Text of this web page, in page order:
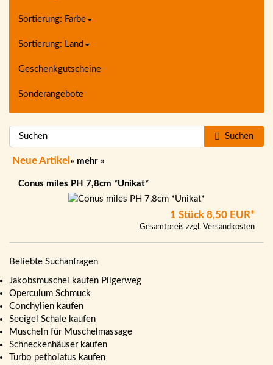
Sortierung: Farbe
Sortierung: Land
Geschenkgutscheine
Sonderangebote
Suchen
Neue Artikel » mehr »
Conus miles PH 7,8cm *Unikat*
1 Stück 8,50 EUR*
Gesamtpreis zzgl. Versandkosten
Beliebte Suchanfragen
Jakobsmuschel kaufen Pilgerweg
Operculum Schmuck
Conchylien kaufen
Seeigel Schale kaufen
Muscheln für Muschelmassage
Schneckenhäuser kaufen
Turbo petholatus kaufen